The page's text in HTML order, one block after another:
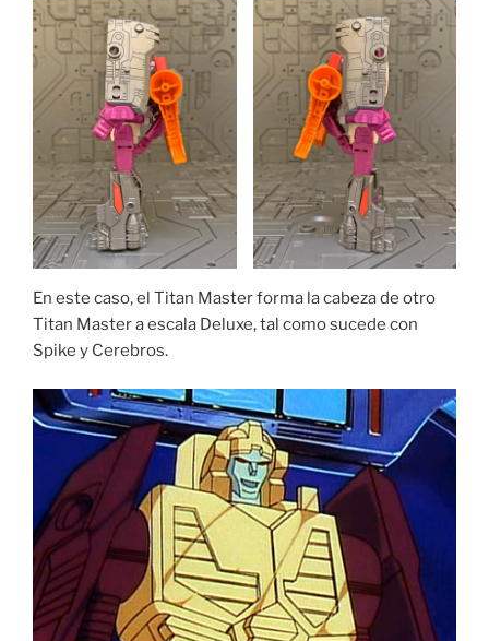
En este caso, el Titan Master forma la cabeza de otro
Titan Master a escala Deluxe, tal como sucede con
Spike y Cerebros.